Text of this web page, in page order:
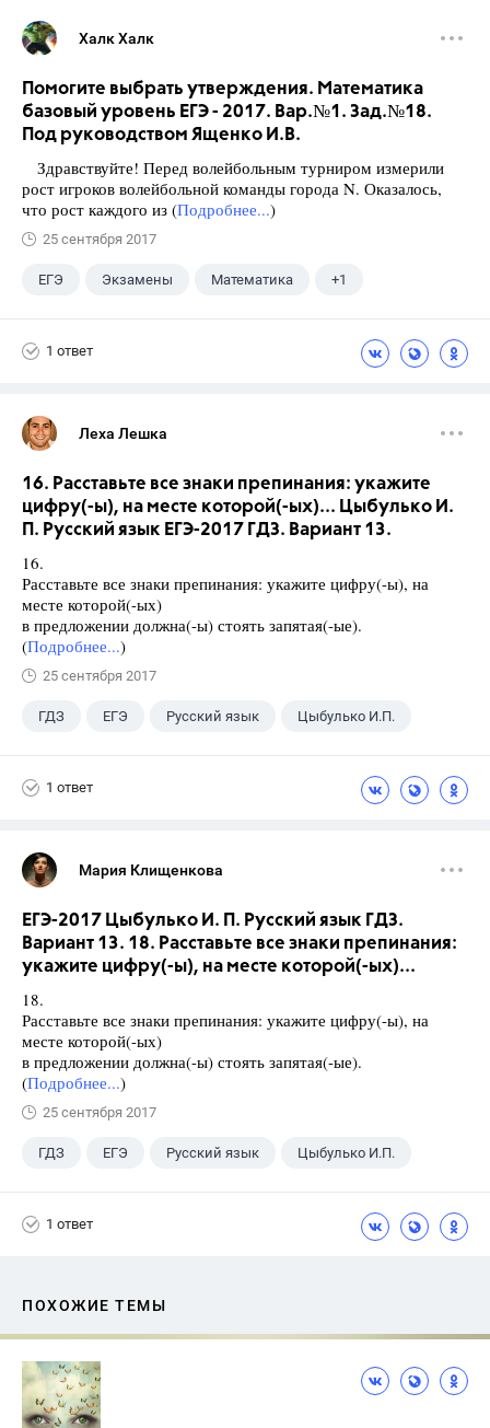
Халк Халк
Помогите выбрать утверждения. Математика
базовый уровень ЕГЭ - 2017. Вар.№1. Зад.№18.
Под руководством Ященко И.В.
Здравствуйте! Перед волейбольным турниром измерили
рост игроков волейбольной команды города N. Оказалось,
что рост каждого из (Подробнее...)
25 сентября 2017
ЕГЭ Экзамены Математика +1
1 ответ
Леха Лешка
16. Расставьте все знаки препинания: укажите
цифру(-ы), на месте которой(-ых)... Цыбулько И.
П. Русский язык ЕГЭ-2017 ГДЗ. Вариант 13.
16.
Расставьте все знаки препинания: укажите цифру(-ы), на
месте которой(-ых)
в предложении должна(-ы) стоять запятая(-ые).
(Подробнее...)
25 сентября 2017
ГДЗ ЕГЭ Русский язык Цыбулько И.П.
1 ответ
Мария Клищенкова
ЕГЭ-2017 Цыбулько И. П. Русский язык ГДЗ.
Вариант 13. 18. Расставьте все знаки препинания:
укажите цифру(-ы), на месте которой(-ых)...
18.
Расставьте все знаки препинания: укажите цифру(-ы), на
месте которой(-ых)
в предложении должна(-ы) стоять запятая(-ые).
(Подробнее...)
25 сентября 2017
ГДЗ ЕГЭ Русский язык Цыбулько И.П.
1 ответ
ПОХОЖИЕ ТЕМЫ